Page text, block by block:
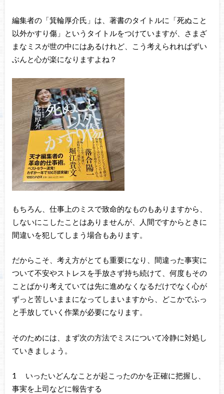
編集者の「箕輪厚介氏」は、著書のタイトルに「死ぬこと
以外かすり傷」というタイトルをつけていますが、さまざ
まなミスが世の中にはあるけれど、こう考えられればずい
ぶんと心が楽になりますよね？
もちろん、仕事上のミスで致命的なものもありますから、
しないにこしたことはありませんが、人間ですからときに
間違いを犯してしまう場合もあります。
だからこそ、考え方がとても重要になり、間違った事実に
ついて不安やストレスを手放さず持ち続けて、何度もその
ことばかり考えていては先に進めなくなるだけでなく心が
ずっと苦しいままになってしまいますから、どこかでふっ
と手放していく作業が必要になります。
そのためには、まず次の方法でミスについて冷静に対処し
ていきましょう。
1 いったいどんなことが起こったのかを正確に把握し、
事実を上司などに報告する